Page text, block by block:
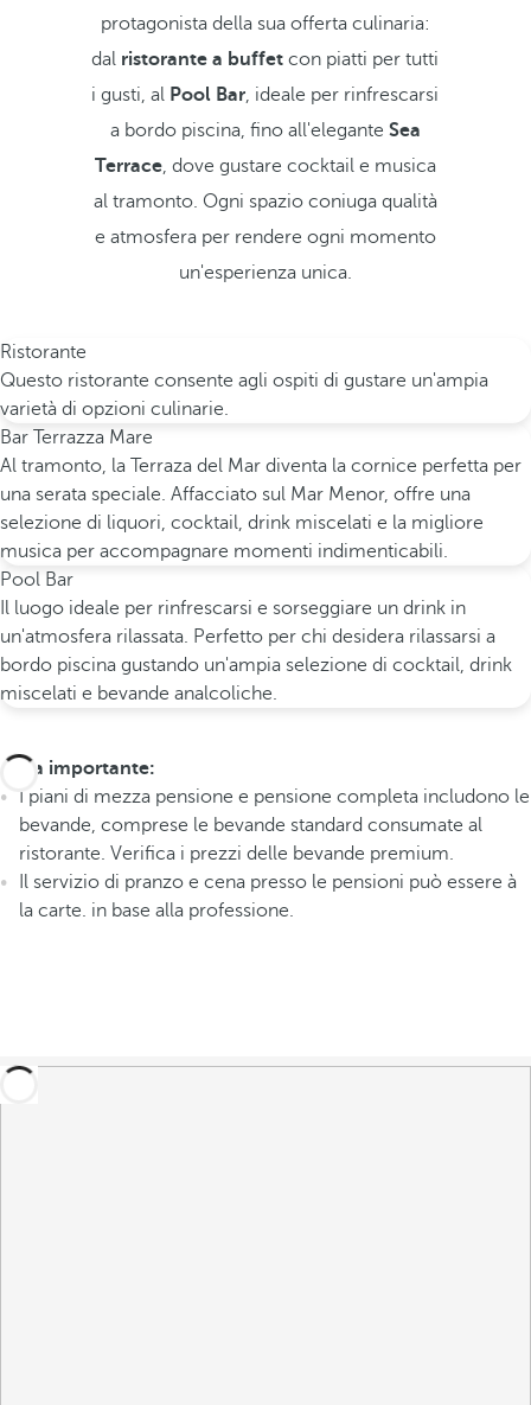
protagonista della sua offerta culinaria:
dal ristorante a buffet con piatti per tutti
i gusti, al Pool Bar, ideale per rinfrescarsi
a bordo piscina, fino all'elegante Sea
Terrace, dove gustare cocktail e musica
al tramonto. Ogni spazio coniuga qualità
e atmosfera per rendere ogni momento
un'esperienza unica.
Ristorante
Questo ristorante consente agli ospiti di gustare un'ampia
varietà di opzioni culinarie.
Bar Terrazza Mare
Al tramonto, la Terraza del Mar diventa la cornice perfetta per
una serata speciale. Affacciato sul Mar Menor, offre una
selezione di liquori, cocktail, drink miscelati e la migliore
musica per accompagnare momenti indimenticabili.
Pool Bar
Il luogo ideale per rinfrescarsi e sorseggiare un drink in
un'atmosfera rilassata. Perfetto per chi desidera rilassarsi a
bordo piscina gustando un'ampia selezione di cocktail, drink
miscelati e bevande analcoliche.
Nota importante:
I piani di mezza pensione e pensione completa includono le
bevande, comprese le bevande standard consumate al
ristorante. Verifica i prezzi delle bevande premium.
Il servizio di pranzo e cena presso le pensioni può essere à
la carte. in base alla professione.